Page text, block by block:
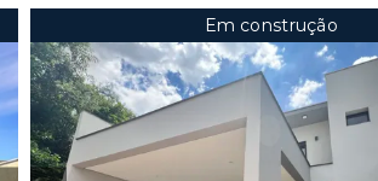
Em construção